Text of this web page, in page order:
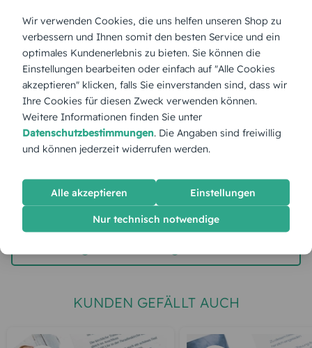
Menge:
Stückpreis: 1,55 €
Gesamtpreis: 38,75 €
jetzt gestalten
KUNDEN GEFÄLLT AUCH
Wir verwenden Cookies, die uns helfen unseren Shop zu
verbessern und Ihnen somit den besten Service und ein
optimales Kundenerlebnis zu bieten. Sie können die
Einstellungen bearbeiten oder einfach auf "Alle Cookies
akzeptieren" klicken, falls Sie einverstanden sind, dass wir
Ihre Cookies für diesen Zweck verwenden können.
Weitere Informationen finden Sie unter
Datenschutzbestimmungen. Die Angaben sind freiwillig
und können jederzeit widerrufen werden.
Alle akzeptieren Einstellungen
Nur technisch notwendige